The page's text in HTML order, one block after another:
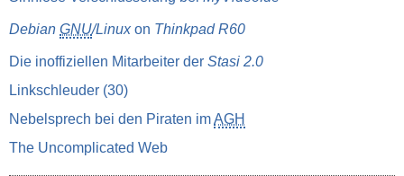
Debian GNU/Linuxon Thinkpad R60
Die inoffiziellen Mitarbeiter der Stasi 2.0
Linkschleuder (30)
Nebelsprech bei den Piraten imAGH
The Uncomplicated Web